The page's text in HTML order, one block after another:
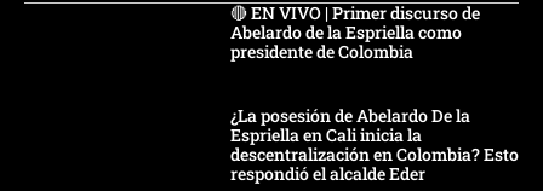
🔴 EN VIVO | Primer discurso de
Abelardo de la Espriella como
presidente de Colombia
¿La posesión de Abelardo De la
Espriella en Cali inicia la
descentralización en Colombia? Esto
respondió el alcalde Eder